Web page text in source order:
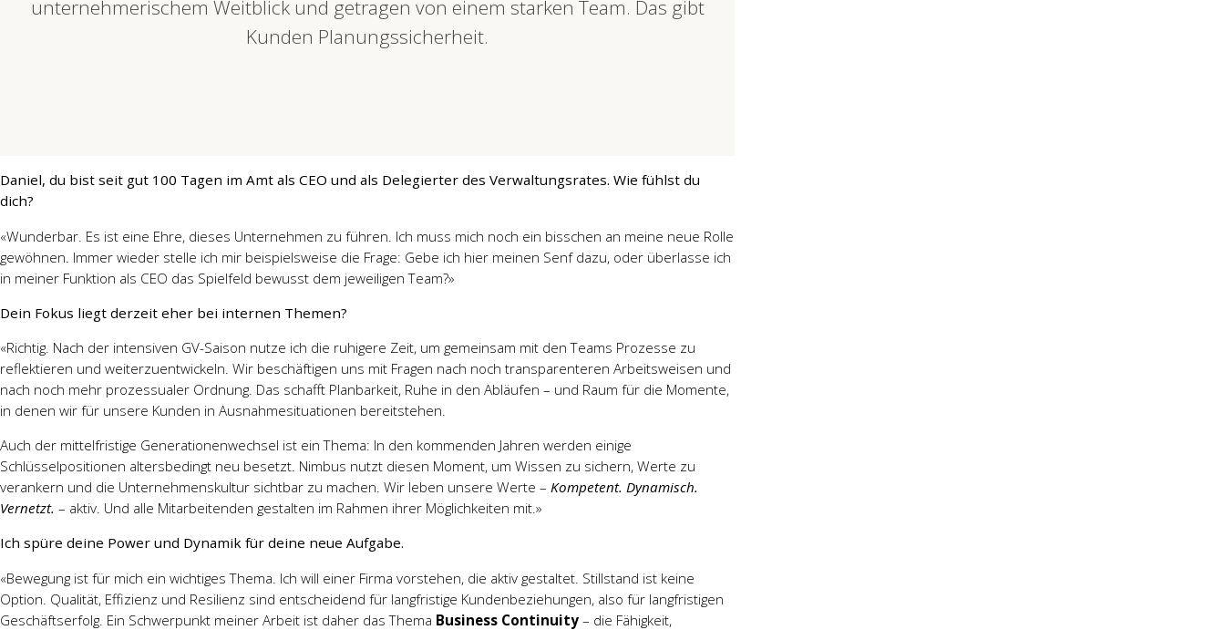
unternehmerischem Weitblick und getragen von einem starken Team. Das gibt
Kunden Planungssicherheit.
Daniel, du bist seit gut 100 Tagen im Amt als CEO und als Delegierter des Verwaltungsrates. Wie fühlst du
dich?
«Wunderbar. Es ist eine Ehre, dieses Unternehmen zu führen. Ich muss mich noch ein bisschen an meine neue Rolle
gewöhnen. Immer wieder stelle ich mir beispielsweise die Frage: Gebe ich hier meinen Senf dazu, oder überlasse ich
in meiner Funktion als CEO das Spielfeld bewusst dem jeweiligen Team?»
Dein Fokus liegt derzeit eher bei internen Themen?
«Richtig. Nach der intensiven GV-Saison nutze ich die ruhigere Zeit, um gemeinsam mit den Teams Prozesse zu
reflektieren und weiterzuentwickeln. Wir beschäftigen uns mit Fragen nach noch transparenteren Arbeitsweisen und
nach noch mehr prozessualer Ordnung. Das schafft Planbarkeit, Ruhe in den Abläufen – und Raum für die Momente,
in denen wir für unsere Kunden in Ausnahmesituationen bereitstehen.
Auch der mittelfristige Generationenwechsel ist ein Thema: In den kommenden Jahren werden einige
Schlüsselpositionen altersbedingt neu besetzt. Nimbus nutzt diesen Moment, um Wissen zu sichern, Werte zu
verankern und die Unternehmenskultur sichtbar zu machen. Wir leben unsere Werte – Kompetent. Dynamisch.
Vernetzt. – aktiv. Und alle Mitarbeitenden gestalten im Rahmen ihrer Möglichkeiten mit.»
Ich spüre deine Power und Dynamik für deine neue Aufgabe.
«Bewegung ist für mich ein wichtiges Thema. Ich will einer Firma vorstehen, die aktiv gestaltet. Stillstand ist keine
Option. Qualität, Effizienz und Resilienz sind entscheidend für langfristige Kundenbeziehungen, also für langfristigen
Geschäftserfolg. Ein Schwerpunkt meiner Arbeit ist daher das Thema Business Continuity – die Fähigkeit,